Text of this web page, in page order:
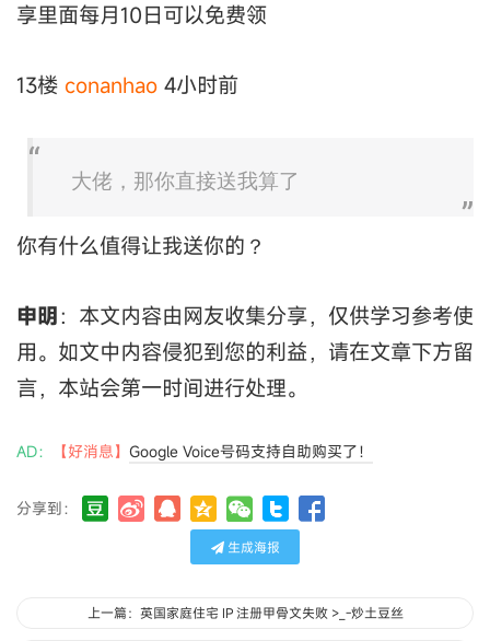
享里面每月10日可以免费领
13楼 conanhao 4小时前
大佬，那你直接送我算了
你有什么值得让我送你的？
申明：本文内容由网友收集分享，仅供学习参考使
用。如文中内容侵犯到您的利益，请在文章下方留
言，本站会第一时间进行处理。
AD： 【好消息】 Google Voice号码支持自助购买了！
分享到：
生成海报
上一篇：英国家庭住宅 IP 注册甲骨文失败 >_-炒土豆丝